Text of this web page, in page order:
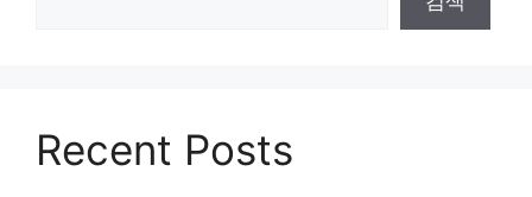
Recent Posts